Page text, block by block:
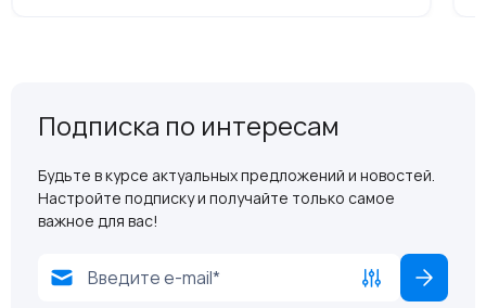
Подписка по интересам
Будьте в курсе актуальных предложений и новостей.
Настройте подписку и получайте только самое
важное для вас!